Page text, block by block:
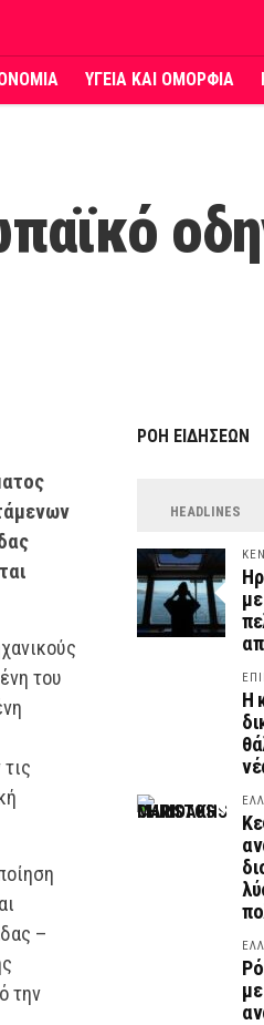
ΥΓΕΙΑ ΚΑΙ ΟΜΟΡΦΙΑ
του
–
την
ΡΟΗ ΕΙΔΗΣΕΩΝ
HEADLINES
Η